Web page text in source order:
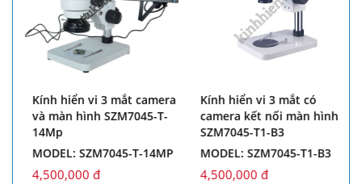
Kính hiển vi 3 mắt camera
và màn hình SZM7045-T-
14Mp
MODEL: SZM7045-T-14MP
4,500,000 đ
Kính hiển vi 3 mắt có
camera kết nối màn hình
SZM7045-T1-B3
MODEL: SZM7045-T1-B3
4,500,000 đ